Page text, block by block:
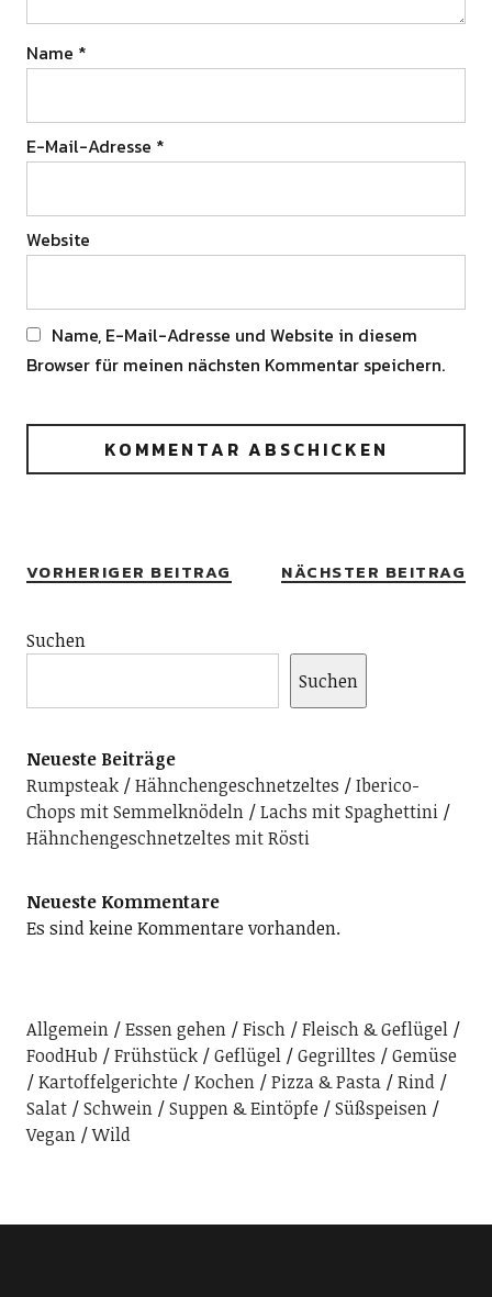
Name *
E-Mail-Adresse *
Website
Name, E-Mail-Adresse und Website in diesem
Browser für meinen nächsten Kommentar speichern.
VORHERIGER BEITRAG NÄCHSTER BEITRAG
Suchen
Suchen
Neueste Beiträge
Rumpsteak
Hähnchengeschnetzeltes
Iberico-
Chops mit Semmelknödeln
Lachs mit Spaghettini
Hähnchengeschnetzeltes mit Rösti
Neueste Kommentare
Es sind keine Kommentare vorhanden.
Allgemein Essen gehen Fisch
Fleisch & Geflügel
FoodHub
Frühstück Geflügel Gegrilltes
Gemüse
Kartoffelgerichte
Kochen Pizza & Pasta
Rind
Salat
Schwein Suppen & Eintöpfe
Süßspeisen
Vegan
Wild